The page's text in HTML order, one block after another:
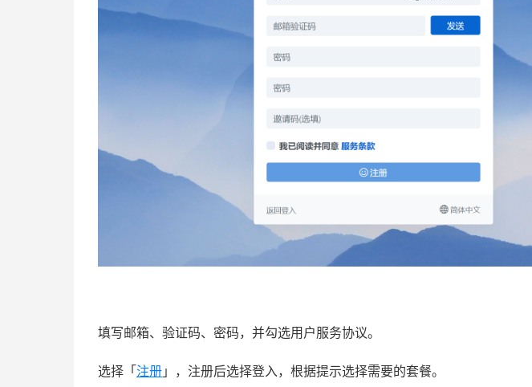
填写邮箱、验证码、密码，并勾选用户服务协议。
选择「注册 」，注册后选择登入，根据提示选择需要的套餐。